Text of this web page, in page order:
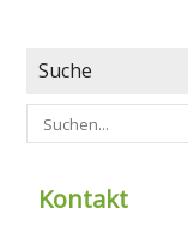
Suche
Kontakt